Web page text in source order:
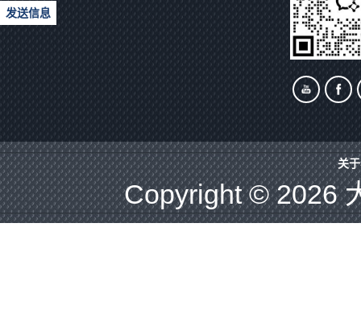
发送信息
关
Copyright © 2026